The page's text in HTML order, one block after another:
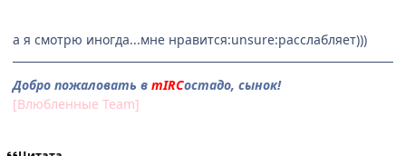
а я смотрю иногда...мне нравится:unsure:расслабляет)))
Добро пожаловать в mIRCостадо, сынок!
[Влюбленные Team]